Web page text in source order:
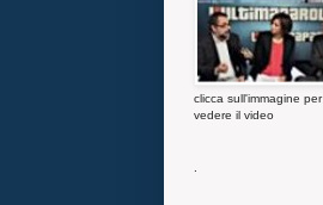
clicca sull'immagine per
vedere il video